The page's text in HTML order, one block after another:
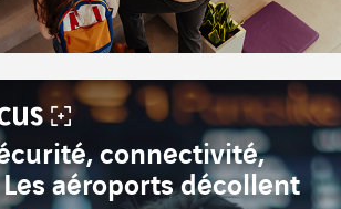
connectivité,
aéroports décollent